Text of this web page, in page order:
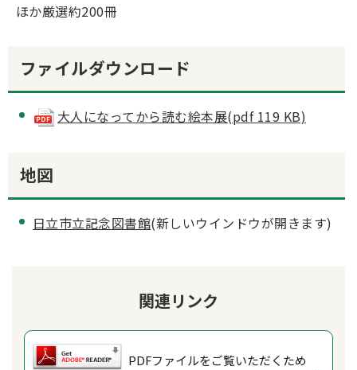
ほか厳選約200冊
ファイルダウンロード
大人になってから読む絵本展(pdf 119 KB)
地図
日立市立記念図書館(新しいウインドウが開きます)
関連リンク
PDFファイルをご覧いただくため